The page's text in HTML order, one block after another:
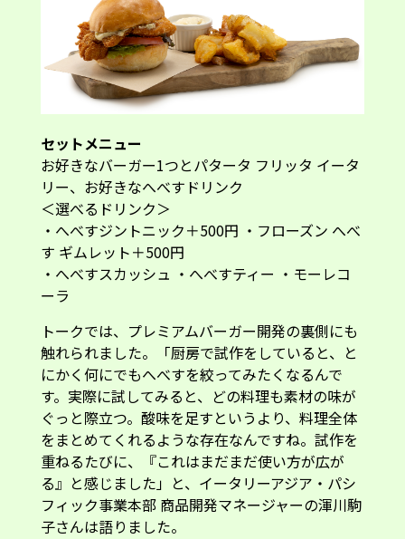
セットメニュー
お好きなバーガー1つとパタータ フリッタ イータ
リー、お好きなへべすドリンク
＜選べるドリンク＞
・へべすジントニック＋500円 ・フローズン へべ
す ギムレット＋500円
・へべすスカッシュ ・へべすティー ・モーレコ
ーラ
トークでは、プレミアムバーガー開発の裏側にも
触れられました。「厨房で試作をしていると、と
にかく何にでもへべすを絞ってみたくなるんで
す。実際に試してみると、どの料理も素材の味が
ぐっと際立つ。酸味を足すというより、料理全体
をまとめてくれるような存在なんですね。試作を
重ねるたびに、『これはまだまだ使い方が広が
る』と感じました」と、イータリーアジア・パシ
フィック事業本部 商品開発マネージャーの渾川駒
子さんは語りました。